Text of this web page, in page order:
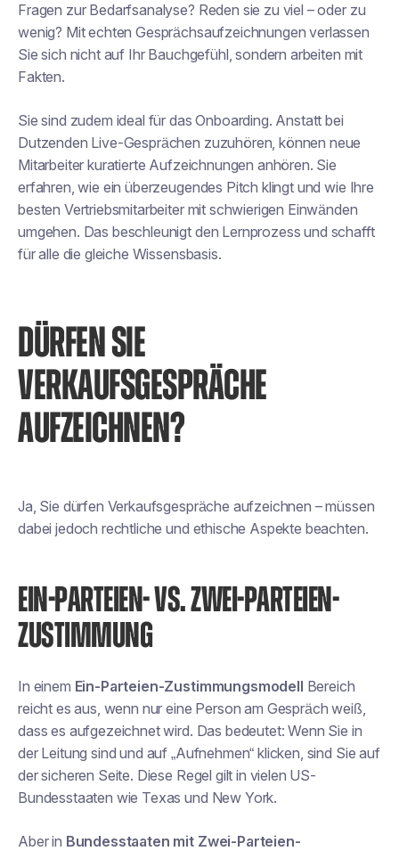
Fragen zur Bedarfsanalyse? Reden sie zu viel – oder zu
wenig? Mit echten Gesprächsaufzeichnungen verlassen
Sie sich nicht auf Ihr Bauchgefühl, sondern arbeiten mit
Fakten.
Sie sind zudem ideal für das Onboarding. Anstatt bei
Dutzenden Live-Gesprächen zuzuhören, können neue
Mitarbeiter kuratierte Aufzeichnungen anhören. Sie
erfahren, wie ein überzeugendes Pitch klingt und wie Ihre
besten Vertriebsmitarbeiter mit schwierigen Einwänden
umgehen. Das beschleunigt den Lernprozess und schafft
für alle die gleiche Wissensbasis.
DÜRFEN SIE
VERKAUFSGESPRÄCHE
AUFZEICHNEN?
Ja, Sie dürfen Verkaufsgespräche aufzeichnen – müssen
dabei jedoch rechtliche und ethische Aspekte beachten.
EIN-PARTEIEN- VS. ZWEI-PARTEIEN-
ZUSTIMMUNG
In einem Ein-Parteien-Zustimmungsmodell Bereich
reicht es aus, wenn nur eine Person am Gespräch weiß,
dass es aufgezeichnet wird. Das bedeutet: Wenn Sie in
der Leitung sind und auf „Aufnehmen“ klicken, sind Sie auf
der sicheren Seite. Diese Regel gilt in vielen US-
Bundesstaaten wie Texas und New York.
Aber in Bundesstaaten mit Zwei-Parteien-